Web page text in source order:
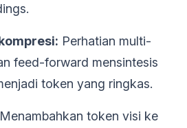
Perhatian multi-
feed-forward mensintesis
token yang ringkas.
Menambahkan token visi ke